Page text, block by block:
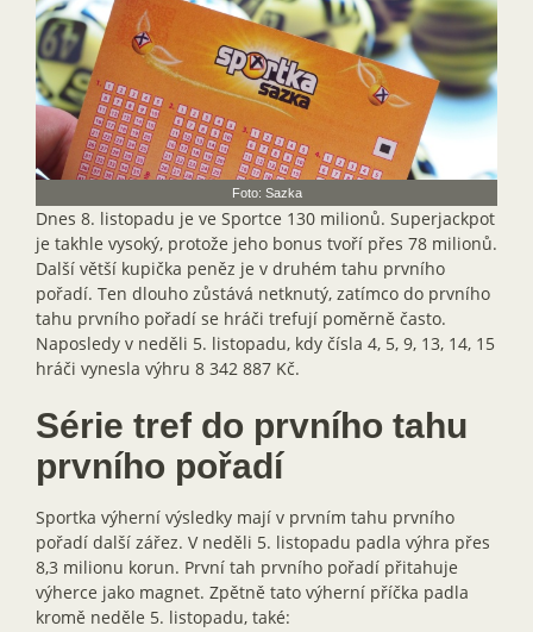
Foto: Sazka
Dnes 8. listopadu je ve Sportce 130 milionů. Superjackpot
je takhle vysoký, protože jeho bonus tvoří přes 78 milionů.
Další větší kupička peněz je v druhém tahu prvního
pořadí. Ten dlouho zůstává netknutý, zatímco do prvního
tahu prvního pořadí se hráči trefují poměrně často.
Naposledy v neděli 5. listopadu, kdy čísla 4, 5, 9, 13, 14, 15
hráči vynesla výhru 8 342 887 Kč.
Série tref do prvního tahu
prvního pořadí
Sportka výherní výsledky mají v prvním tahu prvního
pořadí další zářez. V neděli 5. listopadu padla výhra přes
8,3 milionu korun. První tah prvního pořadí přitahuje
výherce jako magnet. Zpětně tato výherní příčka padla
kromě neděle 5. listopadu, také: